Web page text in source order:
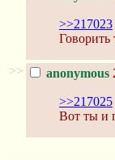
>>217023
>> anonymous
>>217025
Вот ты и